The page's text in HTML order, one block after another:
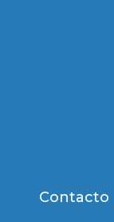
Contacto